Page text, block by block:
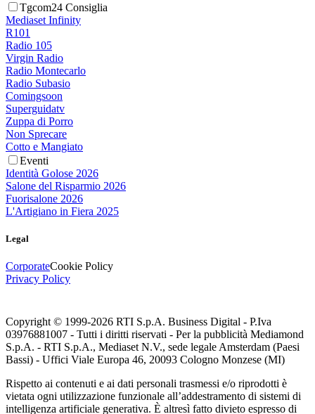
Tgcom24 Consiglia
Mediaset Infinity
R101
Radio 105
Virgin Radio
Radio Montecarlo
Radio Subasio
Comingsoon
Superguidatv
Zuppa di Porro
Non Sprecare
Cotto e Mangiato
Eventi
Identità Golose 2026
Salone del Risparmio 2026
Fuorisalone 2026
L'Artigiano in Fiera 2025
Legal
CorporateCookie Policy
Privacy Policy
Copyright © 1999-2026 RTI S.p.A. Business Digital - P.Iva
03976881007 - Tutti i diritti riservati - Per la pubblicità Mediamond
S.p.A. - RTI S.p.A., Mediaset N.V., sede legale Amsterdam (Paesi
Bassi) - Uffici Viale Europa 46, 20093 Cologno Monzese (MI)
Rispetto ai contenuti e ai dati personali trasmessi e/o riprodotti è
vietata ogni utilizzazione funzionale all’addestramento di sistemi di
intelligenza artificiale generativa. È altresì fatto divieto espresso di